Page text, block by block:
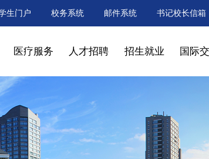
生门户 校务系统 邮件系统 书记校长信箱
医疗服务 人才招聘 招生就业 国际